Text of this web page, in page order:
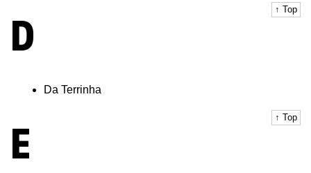
↑ Top
D
Da Terrinha
↑ Top
E